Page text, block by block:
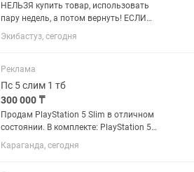
НЕЛЬЗЯ купить товар, использовать
пару недель, а потом вернуть! ЕСЛИ
товар исправен, он ваш навсегда.
ТОЛЬКО ЕСЛИ есть дефект, по вине
бесплатный ремонт или...
Экибастуз, сегодня
Реклама
Пс 5 слим 1 тб
300 000 ₸
Продам PlayStation 5 Slim в отличном
состоянии. В комплекте: PlayStation 5
Slim 4G 2 оригинальных беспроводных
геймпада DualSense Зарядная станция
Караганда, сегодня